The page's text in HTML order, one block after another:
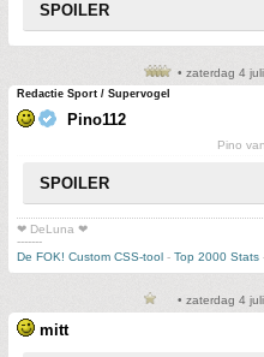
SPOILER
• zaterdag 4
Redactie Sport / Supervogel
Pino112
Pino
SPOILER
❤ DeLuna ❤
-------
De FOK! Custom CSS-tool - Top 2000 Stats
• zaterdag 4
mitt